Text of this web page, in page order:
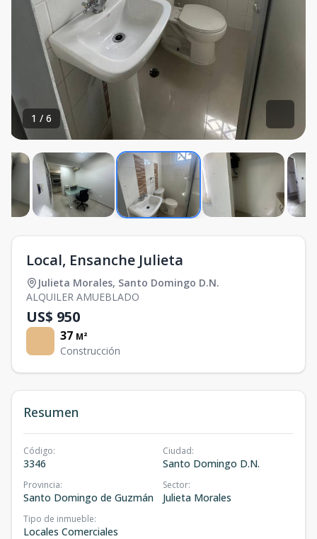
1 / 6
Local, Ensanche Julieta
Julieta Morales, Santo Domingo D.N.
ALQUILER AMUEBLADO
US$ 950
37 M²
Construcción
Resumen
Código:
3346
Ciudad:
Santo Domingo D.N.
Provincia:
Santo Domingo de Guzmán
Sector:
Julieta Morales
Tipo de inmueble:
Locales Comerciales